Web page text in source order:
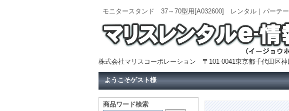
モニタースタンド 37～70型用[A032600] レンタル｜パーテ
株式会社マリスコーポレーション 〒101-0041東京都千代田区神
ようこそゲスト様
商品ワード検索